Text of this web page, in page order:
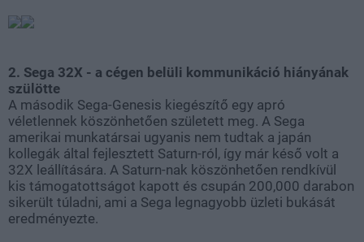
2. Sega 32X - a cégen belüli kommunikáció hiányának
szülötte
A második Sega-Genesis kiegészítő egy apró
véletlennek köszönhetően született meg. A Sega
amerikai munkatársai ugyanis nem tudtak a japán
kollegák által fejlesztett Saturn-ról, így már késő volt a
32X leállítására. A Saturn-nak köszönhetően rendkívül
kis támogatottságot kapott és csupán 200,000 darabon
sikerült túladni, ami a Sega legnagyobb üzleti bukását
eredményezte.